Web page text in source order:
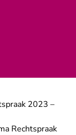
2023 –
Rechtspraak